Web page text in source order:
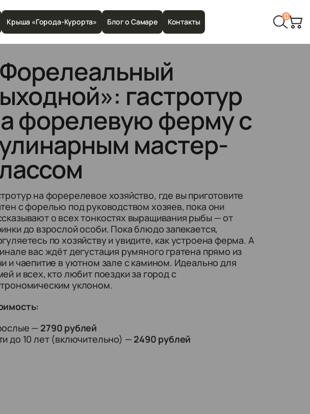
Крыша «Города-Курорта» Блог о Самаре Контакты
0
гастротур
форелевую ферму с
мастер-
на форерелевое хозяйство, где вы приготовите
с форелью под руководством хозяев, пока они
о всех тонкостях выращивания рыбы — от
до взрослой особи. Пока блюдо запекается,
по хозяйству и увидите, как устроена ферма. А
вас ждёт дегустация румяного гратена прямо из
и чаепитие в уютном зале с камином. Идеально для
и всех, кто любит поездки за город с
уклоном.
— 2790 рублей
до 10 лет (включительно) — 2490 рублей